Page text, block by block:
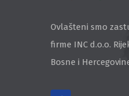
Ovlašteni smo
firme INC d.o.o.
Bosne i